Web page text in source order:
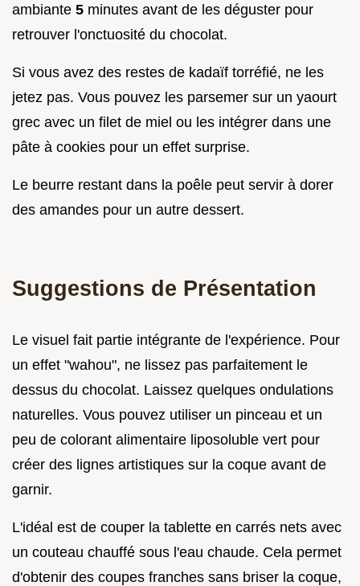
ambiante 5 minutes avant de les déguster pour
retrouver l'onctuosité du chocolat.
Si vous avez des restes de kadaïf torréfié, ne les
jetez pas. Vous pouvez les parsemer sur un yaourt
grec avec un filet de miel ou les intégrer dans une
pâte à cookies pour un effet surprise.
Le beurre restant dans la poêle peut servir à dorer
des amandes pour un autre dessert.
Suggestions de Présentation
Le visuel fait partie intégrante de l'expérience. Pour
un effet "wahou", ne lissez pas parfaitement le
dessus du chocolat. Laissez quelques ondulations
naturelles. Vous pouvez utiliser un pinceau et un
peu de colorant alimentaire liposoluble vert pour
créer des lignes artistiques sur la coque avant de
garnir.
L'idéal est de couper la tablette en carrés nets avec
un couteau chauffé sous l'eau chaude. Cela permet
d'obtenir des coupes franches sans briser la coque,